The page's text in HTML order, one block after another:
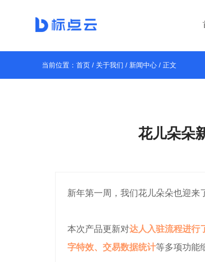
当前位置：首页 / 关于我们 / 新闻中心 / 正文
花儿朵朵
新年第一周，我们花儿朵朵也迎来
本次产品更新对达人入驻流程进行
字特效、交易数据统计等多项功能